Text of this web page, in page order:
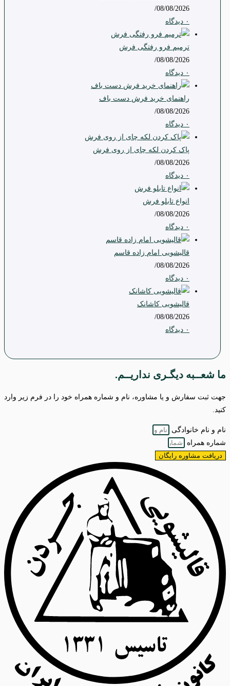
08/08/2026
/
۰ دیدگاه
ترمیم فرو رفتگی فرش
08/08/2026
/
۰ دیدگاه
راهنمای خرید فرش دست باف
08/08/2026
/
۰ دیدگاه
پاک کردن لکه چای از روی فرش
08/08/2026
/
۰ دیدگاه
انواع تابلو فرش
08/08/2026
/
۰ دیدگاه
قالیشویی امام زاده قاسم
08/08/2026
/
۰ دیدگاه
قالیشویی کاشانک
08/08/2026
/
۰ دیدگاه
ما شعــبه دیگـری نداریــم.
جهت ثبت سفارش و یا مشاوره، نام و شماره همراه خود را در فرم زیر وارد
کنید.
نام و نام خانوادگی
شماره همراه
دریافت مشاوره رایگان